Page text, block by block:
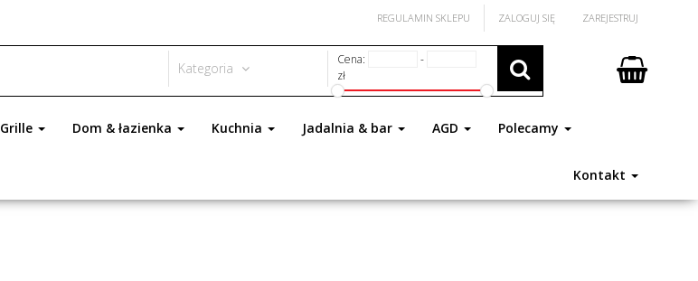
ZALOGUJ SIĘ ZAREJESTRUJ
REGULAMIN SKLEPU
Kategoria
Cena:
-
zł
Grille Dom & łazienka Kuchnia Jadalnia & bar AGD Polecamy
Kontakt